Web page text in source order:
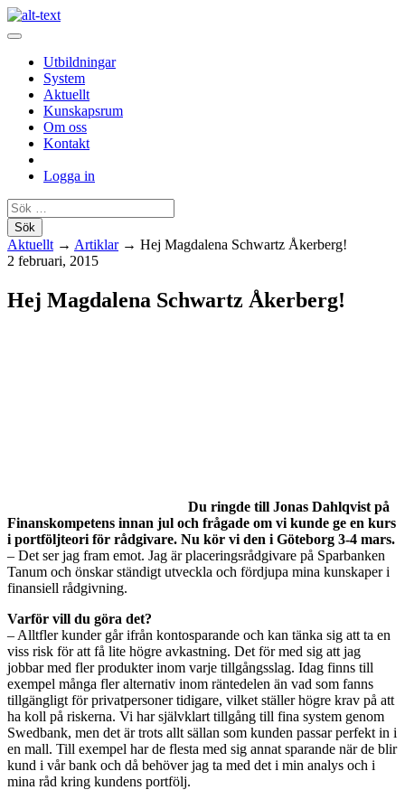
Hoppa
till
Utbildningar
System
Aktuellt
Kunskapsrum
Om oss
Kontakt
Logga in
Aktuellt → Artiklar→ Hej Magdalena Schwartz Åkerberg!
2 februari, 2015
Hej Magdalena Schwartz Åkerberg!
Du ringde till Jonas Dahlqvist på
Finanskompetens innan jul och frågade om vi kunde ge en kurs
i portföljteori för rådgivare. Nu kör vi den i Göteborg 3-4 mars.
– Det ser jag fram emot. Jag är placeringsrådgivare på Sparbanken
Tanum och önskar ständigt utveckla och fördjupa mina kunskaper i
finansiell rådgivning.
Varför vill du göra det?
– Alltfler kunder går ifrån kontosparande och kan tänka sig att ta en
viss risk för att få lite högre avkastning. Det för med sig att jag
jobbar med fler produkter inom varje tillgångsslag. Idag finns till
exempel många fler alternativ inom räntedelen än vad som fanns
tillgängligt för privatpersoner tidigare, vilket ställer högre krav på att
ha koll på riskerna. Vi har självklart tillgång till fina system genom
Swedbank, men det är trots allt sällan som kunden passar perfekt in i
en mall. Till exempel har de flesta med sig annat sparande när de blir
kund i vår bank och då behöver jag ta med det i min analys och i
mina råd kring kundens portfölj.